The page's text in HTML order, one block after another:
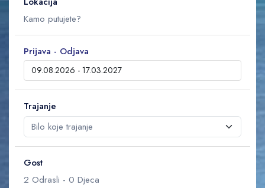
Prijava - Odjava
Trajanje
Gost
2 Odrasli - 0 Djeca